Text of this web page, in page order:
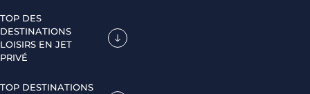
TOP DES
DESTINATIONS
LOISIRS EN JET
PRIVÉ
TOP DESTINATIONS